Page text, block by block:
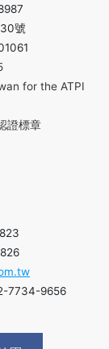
號
for the ATPI
證標章
7734-9656